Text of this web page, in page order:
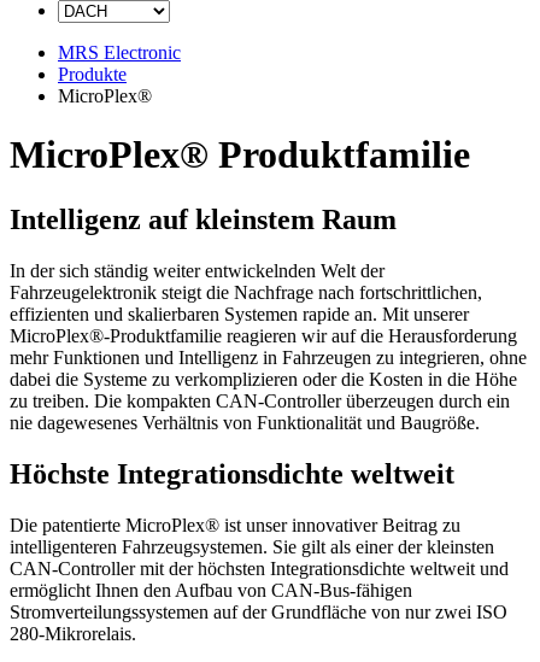
MRS Electronic
Produkte
MicroPlex®
MicroPlex® Produktfamilie
Intelligenz auf kleinstem Raum
In der sich ständig weiter entwickelnden Welt der
Fahrzeugelektronik steigt die Nachfrage nach fortschrittlichen,
effizienten und skalierbaren Systemen rapide an. Mit unserer
MicroPlex®-Produktfamilie reagieren wir auf die Herausforderung
mehr Funktionen und Intelligenz in Fahrzeugen zu integrieren, ohne
dabei die Systeme zu verkomplizieren oder die Kosten in die Höhe
zu treiben. Die kompakten CAN-Controller überzeugen durch ein
nie dagewesenes Verhältnis von Funktionalität und Baugröße.
Höchste Integrationsdichte weltweit
Die patentierte MicroPlex® ist unser innovativer Beitrag zu
intelligenteren Fahrzeugsystemen. Sie gilt als einer der kleinsten
CAN-Controller mit der höchsten Integrationsdichte weltweit und
ermöglicht Ihnen den Aufbau von CAN-Bus-fähigen
Stromverteilungssystemen auf der Grundfläche von nur zwei ISO
280-Mikrorelais.